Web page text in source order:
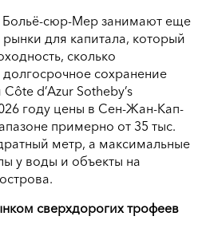
сюр-Мер занимают еще
для капитала, который
сколько
долгосрочное сохранение
d’Azur Sotheby’s
году цены в Сен-Жан-Кап-
примерно от 35 тыс.
метр, а максимальные
у воды и объекты на
сверхдорогих трофеев